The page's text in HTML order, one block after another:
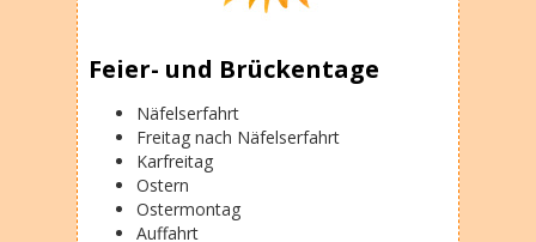
Feier- und Brückentage
Näfelserfahrt
Freitag nach Näfelserfahrt
Karfreitag
Ostern
Ostermontag
Auffahrt